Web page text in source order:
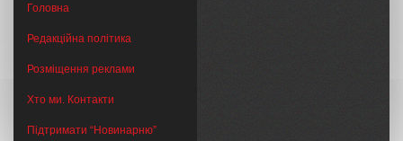
Головна
Редакційна політика
Розміщення реклами
Хто ми. Контакти
Підтримати “Новинарню”